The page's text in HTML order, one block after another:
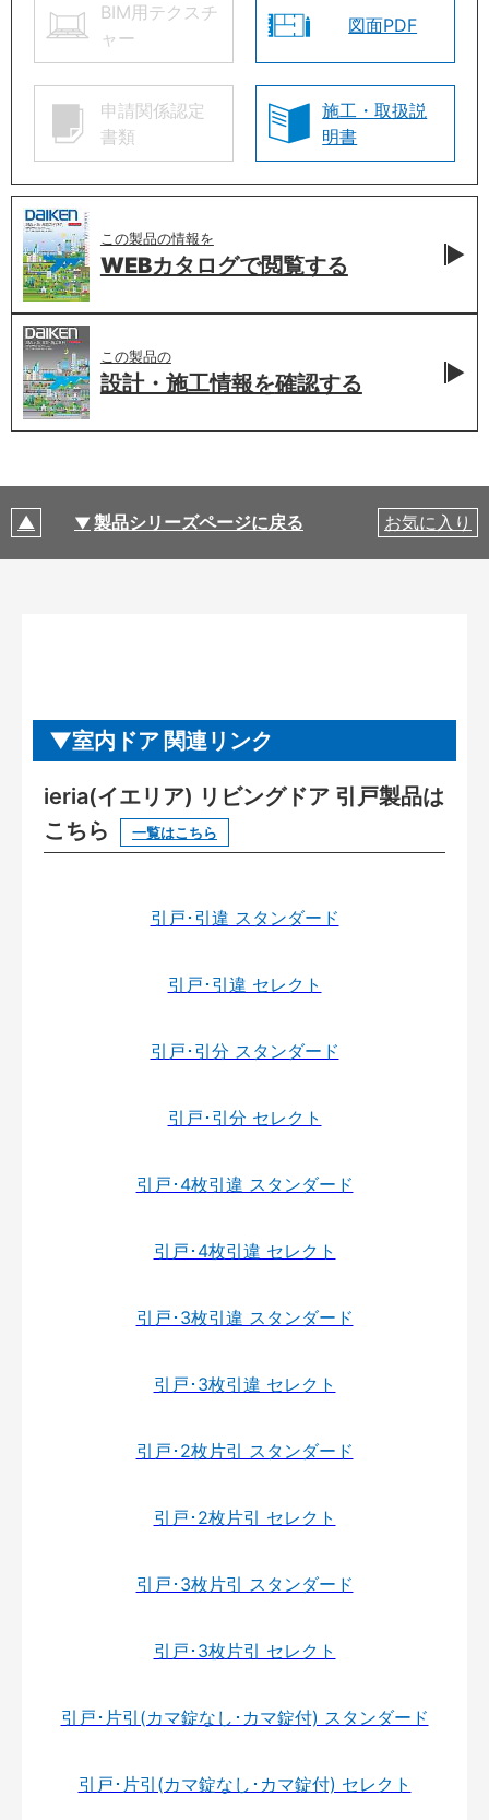
BIM用テクスチ
ャー
図面PDF
申請関係認定
書類
施工・取扱説
明書
この製品の情報を
WEBカタログで閲覧する
この製品の
設計・施工情報を確認する
製品シリーズページに戻る お気に入り
室内ドア 関連リンク
ieria(イエリア) リビングドア 引戸製品は
こちら
一覧はこちら
引戸･引違 スタンダード
引戸･引違 セレクト
引戸･引分 スタンダード
引戸･引分 セレクト
引戸･4枚引違 スタンダード
引戸･4枚引違 セレクト
引戸･3枚引違 スタンダード
引戸･3枚引違 セレクト
引戸･2枚片引 スタンダード
引戸･2枚片引 セレクト
引戸･3枚片引 スタンダード
引戸･3枚片引 セレクト
引戸･片引(カマ錠なし･カマ錠付) スタンダード
引戸･片引(カマ錠なし･カマ錠付) セレクト